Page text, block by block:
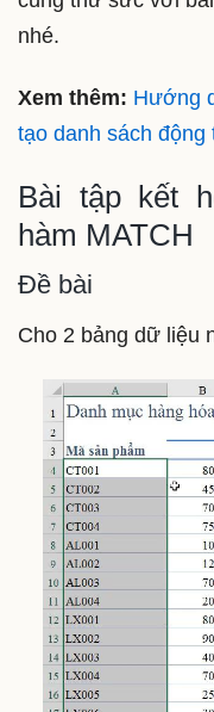
nhé.
Xem thêm: Hướng
tạo danh sách động
Bài tập kết
hàm MATCH
Đề bài
Cho 2 bảng dữ liệu